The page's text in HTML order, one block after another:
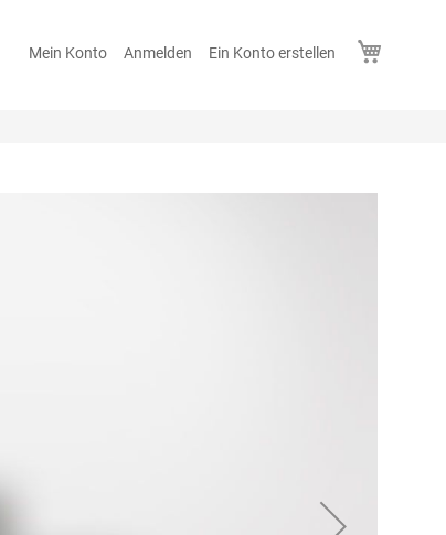
Mein Konto Anmelden Ein Konto erstellen